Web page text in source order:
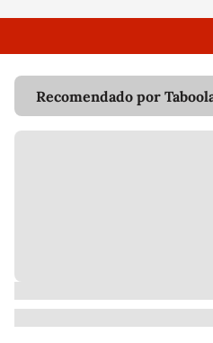
Recomendado por